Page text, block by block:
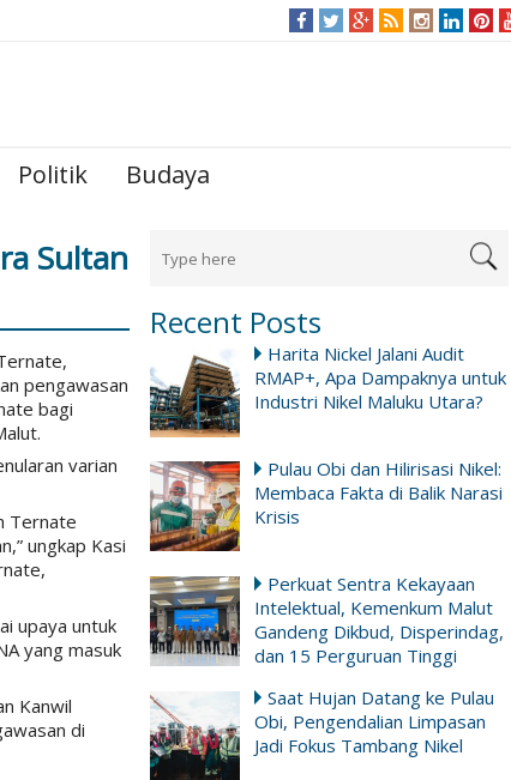
Politik Budaya
Recent Posts
Harita Nickel Jalani Audit
RMAP+, Apa Dampaknya untuk
Industri Nikel Maluku Utara?
Pulau Obi dan Hilirisasi Nikel:
Membaca Fakta di Balik Narasi
Krisis
Perkuat Sentra Kekayaan
Intelektual, Kemenkum Malut
Gandeng Dikbud, Disperindag,
dan 15 Perguruan Tinggi
Saat Hujan Datang ke Pulau
Obi, Pengendalian Limpasan
Jadi Fokus Tambang Nikel
Sultan
pengawasan
bagi
varian
Ternate
ungkap Kasi
upaya untuk
yang masuk
Kanwil
di